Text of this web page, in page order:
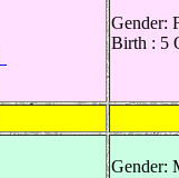
Gender:
Birth : 5
Gender: